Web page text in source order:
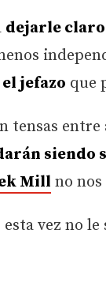
dejarle claro
jefazo que
tensas
siendo
Mill no
vez no